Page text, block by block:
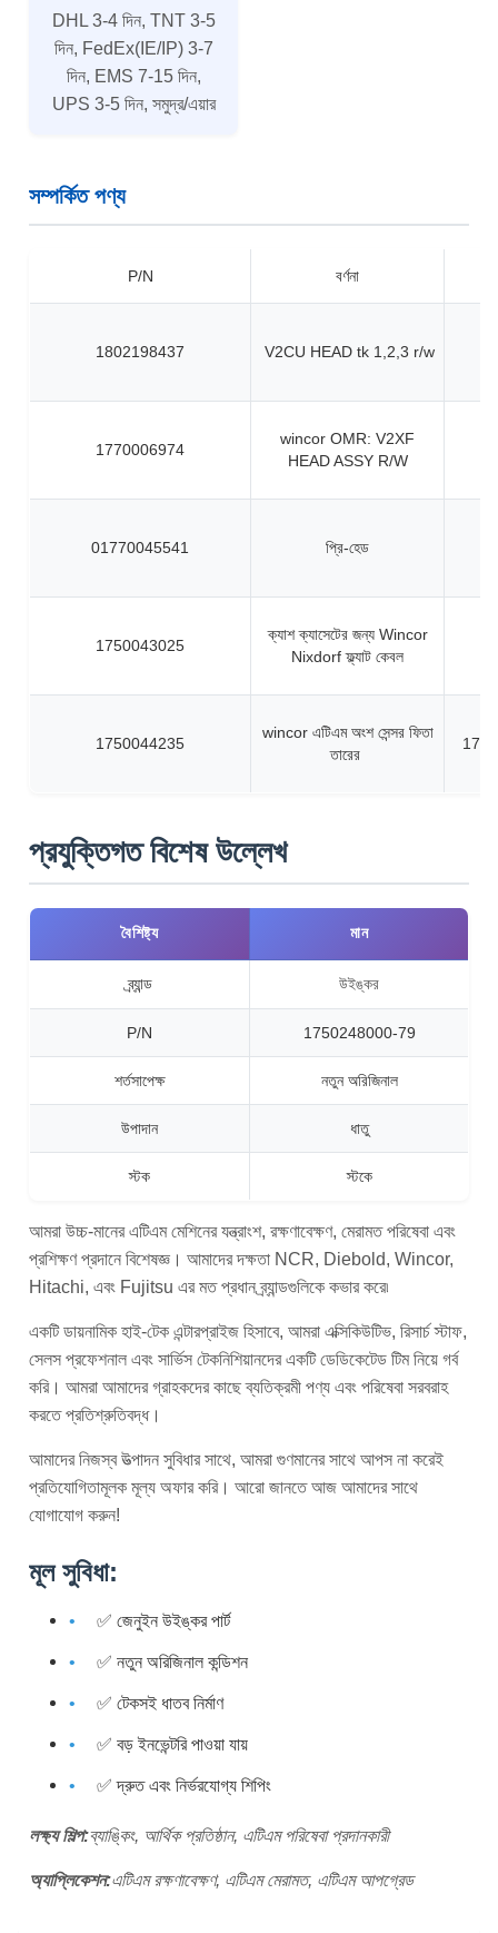
DHL 3-4 দিন, TNT 3-5
দিন, FedEx(IE/IP) 3-7
দিন, EMS 7-15 দিন,
UPS 3-5 দিন, সমুদ্র/এয়ার
সম্পর্কিত পণ্য
P/N বর্ণনা
1802198437 V2CU HEAD tk 1,2,3 r/w
1770006974
wincor OMR: V2XF
HEAD ASSY R/W
01770045541 প্রি-হেড
1750043025
ক্যাশ ক্যাসেটের জন্য Wincor
Nixdorf ফ্ল্যাট কেবল
1750044235
wincor এটিএম অংশ সেন্সর ফিতা
তারের
প্রযুক্তিগত বিশেষ উল্লেখ
বৈশিষ্ট্য মান
ব্র্যান্ড উইঙ্কর
P/N 1750248000-79
শর্তসাপেক্ষ নতুন অরিজিনাল
উপাদান ধাতু
স্টক স্টকে
আমরা উচ্চ-মানের এটিএম মেশিনের যন্ত্রাংশ, রক্ষণাবেক্ষণ, মেরামত পরিষেবা এবং
প্রশিক্ষণ প্রদানে বিশেষজ্ঞ। আমাদের দক্ষতা NCR, Diebold, Wincor,
Hitachi, এবং Fujitsu এর মত প্রধান ব্র্যান্ডগুলিকে কভার করে৷
একটি ডায়নামিক হাই-টেক এন্টারপ্রাইজ হিসাবে, আমরা এক্সিকিউটিভ, রিসার্চ স্টাফ,
সেলস প্রফেশনাল এবং সার্ভিস টেকনিশিয়ানদের একটি ডেডিকেটেড টিম নিয়ে গর্ব
করি। আমরা আমাদের গ্রাহকদের কাছে ব্যতিক্রমী পণ্য এবং পরিষেবা সরবরাহ
করতে প্রতিশ্রুতিবদ্ধ।
আমাদের নিজস্ব উত্পাদন সুবিধার সাথে, আমরা গুণমানের সাথে আপস না করেই
প্রতিযোগিতামূলক মূল্য অফার করি। আরো জানতে আজ আমাদের সাথে
যোগাযোগ করুন!
মূল সুবিধা:
✅ জেনুইন উইঙ্কর পার্ট
✅ নতুন অরিজিনাল কন্ডিশন
✅ টেকসই ধাতব নির্মাণ
✅ বড় ইনভেন্টরি পাওয়া যায়
✅ দ্রুত এবং নির্ভরযোগ্য শিপিং
লক্ষ্য শিল্প:ব্যাঙ্কিং, আর্থিক প্রতিষ্ঠান, এটিএম পরিষেবা প্রদানকারী
অ্যাপ্লিকেশন:এটিএম রক্ষণাবেক্ষণ, এটিএম মেরামত, এটিএম আপগ্রেড